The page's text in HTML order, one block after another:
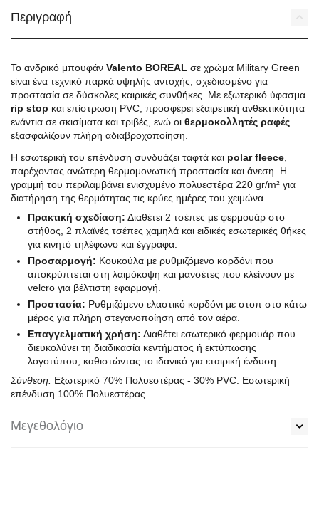
Περιγραφή
Το ανδρικό μπουφάν Valento BOREAL σε χρώμα Military Green
είναι ένα τεχνικό παρκά υψηλής αντοχής, σχεδιασμένο για
προστασία σε δύσκολες καιρικές συνθήκες. Με εξωτερικό ύφασμα
rip stop και επίστρωση PVC, προσφέρει εξαιρετική ανθεκτικότητα
ενάντια σε σκισίματα και τριβές, ενώ οι θερμοκολλητές ραφές
εξασφαλίζουν πλήρη αδιαβροχοποίηση.
Η εσωτερική του επένδυση συνδυάζει ταφτά και polar fleece
παρέχοντας ανώτερη θερμομονωτική προστασία και άνεση. Η
γραμμή του περιλαμβάνει ενισχυμένο πολυεστέρα 220 gr/m² για
διατήρηση της θερμότητας τις κρύες ημέρες του χειμώνα.
Πρακτική σχεδίαση: Διαθέτει 2 τσέπες με φερμουάρ στο
στήθος, 2 πλαϊνές τσέπες χαμηλά και ειδικές εσωτερικές θήκες
για κινητό τηλέφωνο και έγγραφα.
Προσαρμογή: Κουκούλα με ρυθμιζόμενο κορδόνι που
αποκρύπτεται στη λαιμόκοψη και μανσέτες που κλείνουν με
velcro για βέλτιστη εφαρμογή.
Προστασία: Ρυθμιζόμενο ελαστικό κορδόνι με στοπ στο κάτω
μέρος για πλήρη στεγανοποίηση από τον αέρα.
Επαγγελματική χρήση: Διαθέτει εσωτερικό φερμουάρ που
διευκολύνει τη διαδικασία κεντήματος ή εκτύπωσης
λογοτύπου, καθιστώντας το ιδανικό για εταιρική ένδυση.
Σύνθεση: Εξωτερικό 70% Πολυεστέρας - 30% PVC. Εσωτερική
επένδυση 100% Πολυεστέρας.
Μεγεθολόγιο